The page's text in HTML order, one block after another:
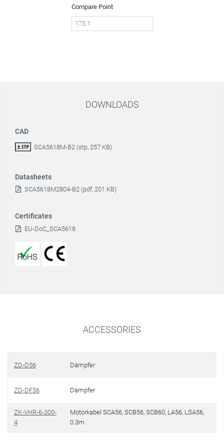
Compare Point
DOWNLOADS
CAD
SCA5618M-B2 (stp, 257 KB)
Datasheets
SCA5618M2804-B2 (pdf, 201 KB)
Certificates
EU-DoC_SCA5618
ACCESSORIES
ZD-D56 Dämpfer
ZD-DF56 Dämpfer
ZK-VHR-6-300-
4
Motorkabel SCA56, SCB56, SCB60, LA56, LSA56,
0.3m